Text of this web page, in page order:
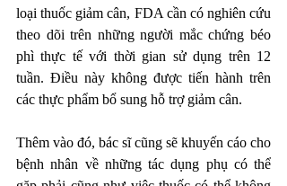
loại thuốc giảm cân, FDA cần có nghiên cứu
theo dõi trên những người mắc chứng béo
phì thực tế với thời gian sử dụng trên 12
tuần. Điều này không được tiến hành trên
các thực phẩm bổ sung hỗ trợ giảm cân.
Thêm vào đó, bác sĩ cũng sẽ khuyến cáo cho
bệnh nhân về những tác dụng phụ có thể